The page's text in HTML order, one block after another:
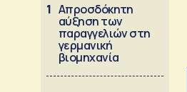
1 Απροσδόκητη
αύξηση των
παραγγελιών στη
γερμανική
βιομηχανία